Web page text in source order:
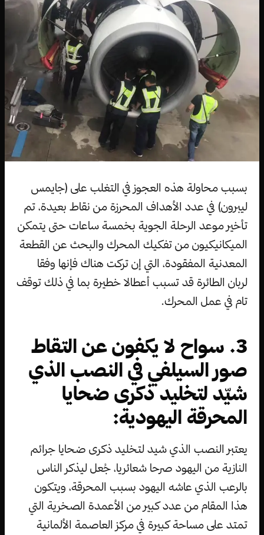
بسبب محاولة هذه العجوز في التغلب على (جايمس
ليبرون) في عدد الأهداف المحرزة من نقاط بعيدة، تم
تأخير موعد الرحلة الجوية بخمسة ساعات حتى يتمكن
الميكانيكيون من تفكيك المحرك والبحث عن القطعة
المعدنية المفقودة، التي إن تركت هناك فإنها وفقا
لربان الطائرة قد تسبب أعطالا خطيرة بما في ذلك توقف
تام في عمل المحرك.
3. سواح لا يكفون عن التقاط
صور السيلفي في النصب الذي
شيّد لتخليد ذكرى ضحايا
المحرقة اليهودية:
يعتبر النصب الذي شيد لتخليد ذكرى ضحايا جرائم
النازية من اليهود صرحا شعائريا، جُعل ليذكر الناس
بالرعب الذي عاشه اليهود بسبب المحرقة، ويتكون
هذا المقام من عدد كبير من الأعمدة الصخرية التي
تمتد على مساحة كبيرة في مركز العاصمة الألمانية